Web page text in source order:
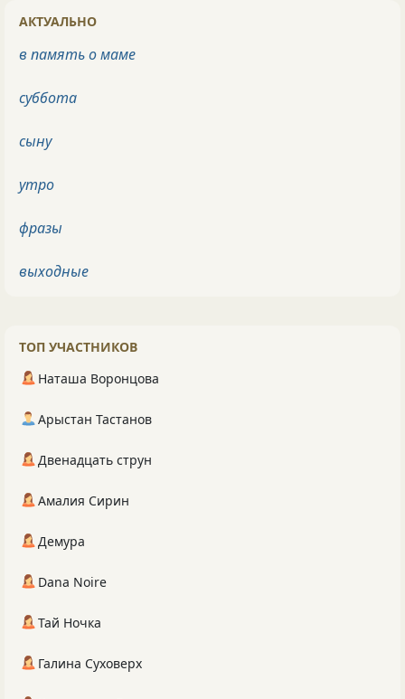
АКТУАЛЬНО
в память о маме
суббота
сыну
утро
фразы
выходные
ТОП УЧАСТНИКОВ
Наташа Воронцова
Арыстан Тастанов
Двенадцать струн
Амалия Сирин
Демура
Dana Noire
Тай Ночка
Галина Суховерх